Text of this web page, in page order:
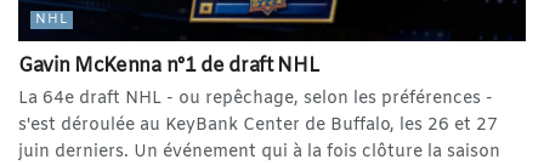
NHL
Gavin McKenna n°1 de draft NHL
La 64e draft NHL - ou repêchage, selon les préférences -
s'est déroulée au KeyBank Center de Buffalo, les 26 et 27
juin derniers. Un événement qui à la fois clôture la saison